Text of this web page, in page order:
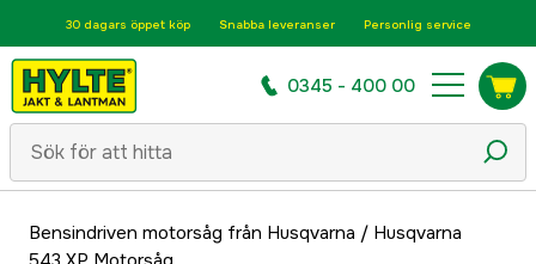
30 dagars öppet köp Snabba leveranser Personlig service
0345 - 400 00
Bensindriven motorsåg från Husqvarna / Husqvarna